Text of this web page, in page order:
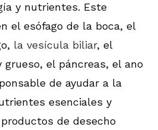
y nutrientes. Este
el esófago de la boca, el
la vesícula biliar, el
el páncreas, el ano
de ayudar a la
esenciales y
de desecho